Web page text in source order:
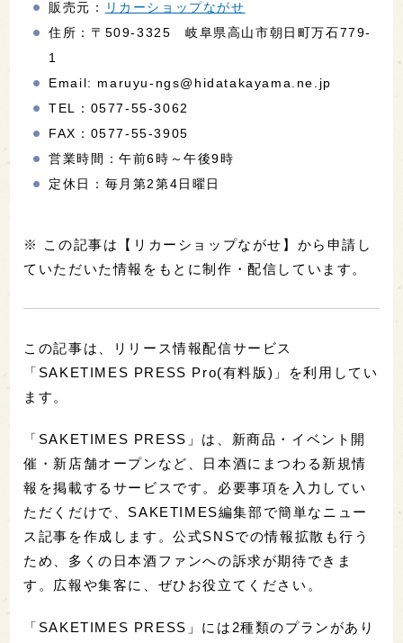
販売元：
リカーショップながせ
住所：〒509-3325 岐阜県高山市朝日町万石779-
1
Email: maruyu-ngs@hidatakayama.ne.jp
TEL：0577-55-3062
FAX：0577-55-3905
営業時間：午前6時～午後9時
定休日：毎月第2第4日曜日
※ この記事は【リカーショップながせ】から申請し
ていただいた情報をもとに制作・配信しています。
この記事は、リリース情報配信サービス
「SAKETIMES PRESS Pro(有料版)」を利用してい
ます。
「SAKETIMES PRESS」は、新商品・イベント開
催・新店舗オープンなど、日本酒にまつわる新規情
報を掲載するサービスです。必要事項を入力してい
ただくだけで、SAKETIMES編集部で簡単なニュー
ス記事を作成します。公式SNSでの情報拡散も行う
ため、多くの日本酒ファンへの訴求が期待できま
す。広報や集客に、ぜひお役立てください。
「SAKETIMES PRESS」には2種類のプランがあり